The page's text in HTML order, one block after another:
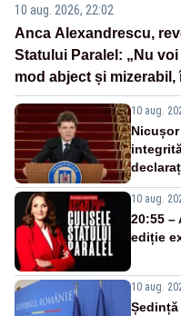
10 aug. 2026, 22:02
Anca Alexandrescu,
Statului Paralel: „Nu
mod abject și mizerabil,
10 aug.
Nicușor
10 aug.
20:55 –
ediție
10 aug.